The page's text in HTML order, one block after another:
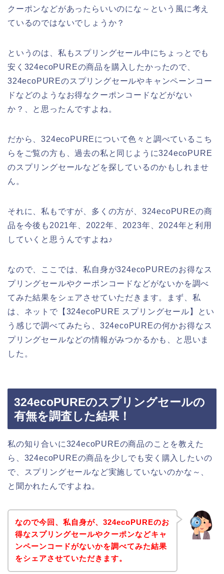
クーポンなどがあったらいいのにな～という風に考え
ているのではないでしょうか？
というのは、私もスプリングセール中にちょっとでも
安く324ecoPUREの商品を購入したかったので、
324ecoPUREのスプリングセールやキャンペーンコー
ドなどのようなお得なクーポンコードなどがない
か？、と思ったんですよね。
だから、324ecoPUREについて色々と調べているこち
らをご覧の方も、過去の私と同じように324ecoPURE
のスプリングセールなどを探しているのかもしれませ
ん。
それに、私もですが、多くの方が、324ecoPUREの商
品を今後も2021年、2022年、2023年、2024年と利用
していくと思うんですよね♪
なので、ここでは、私自身が324ecoPUREのお得なス
プリングセールやクーポンコードなどがないかを調べ
てみた結果をシェアさせていただきます。まず、私
は、ネットで【324ecoPURE スプリングセール】とい
う感じで調べてみたら、324ecoPUREの何かお得なス
プリングセールなどの情報がみつかるかも、と思いま
した。
324ecoPUREのスプリングセールの
有無を調査した結果！
私の知り合いに324ecoPUREの商品のことを教えた
ら、324ecoPUREの商品を少しでも安く購入したいの
で、スプリングセールなど実施していないのかな～、
と聞かれたんですよね。
なので今回、私自身が、324ecoPUREのお
得なスプリングセールやクーポンなどキャ
ンペーンコードがないかを調べてみた結果
をシェアさせていただきます。